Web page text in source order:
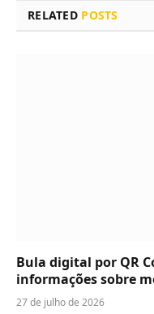
RELATED POSTS
Bula digital por QR
informações sobre
27 de julho de 2026